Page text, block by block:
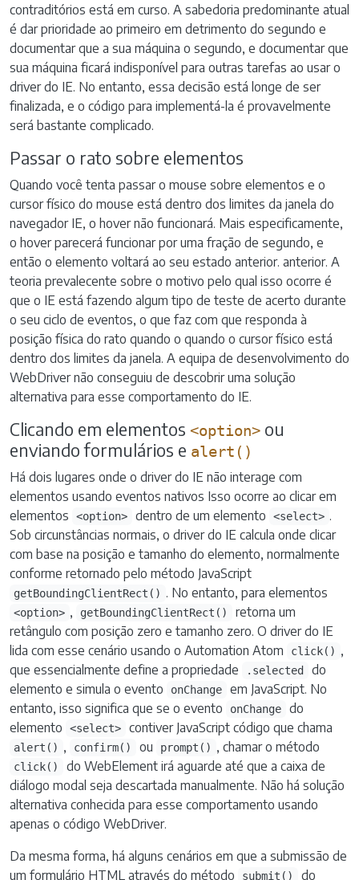
contraditórios está em curso. A sabedoria predominante atual
é dar prioridade ao primeiro em detrimento do segundo e
documentar que a sua máquina o segundo, e documentar que
sua máquina ficará indisponível para outras tarefas ao usar o
driver do IE. No entanto, essa decisão está longe de ser
finalizada, e o código para implementá-la é provavelmente
será bastante complicado.
Passar o rato sobre elementos
Quando você tenta passar o mouse sobre elementos e o
cursor físico do mouse está dentro dos limites da janela do
navegador IE, o hover não funcionará. Mais especificamente,
o hover parecerá funcionar por uma fração de segundo, e
então o elemento voltará ao seu estado anterior. anterior. A
teoria prevalecente sobre o motivo pelo qual isso ocorre é
que o IE está fazendo algum tipo de teste de acerto durante
o seu ciclo de eventos, o que faz com que responda à
posição física do rato quando o quando o cursor físico está
dentro dos limites da janela. A equipa de desenvolvimento do
WebDriver não conseguiu de descobrir uma solução
alternativa para esse comportamento do IE.
Clicando em elementos <option> ou
enviando formulários e alert()
Há dois lugares onde o driver do IE não interage com
elementos usando eventos nativos Isso ocorre ao clicar em
elementos
<option> dentro de um elemento <select> .
Sob circunstâncias normais, o driver do IE calcula onde clicar
com base na posição e tamanho do elemento, normalmente
conforme retornado pelo método JavaScript
getBoundingClientRect() . No entanto, para elementos
<option> , getBoundingClientRect()
retorna um
retângulo com posição zero e tamanho zero. O driver do IE
lida com esse cenário usando o Automation Atom
click() ,
que essencialmente define a propriedade
.selected
do
elemento e simula o evento
onChange
em JavaScript. No
entanto, isso significa que se o evento
onChange
do
elemento
<select> contiver JavaScript código que chama
alert() , confirm() ou prompt() , chamar o método
click()
do WebElement irá aguarde até que a caixa de
diálogo modal seja descartada manualmente. Não há solução
alternativa conhecida para esse comportamento usando
apenas o código WebDriver.
Da mesma forma, há alguns cenários em que a submissão de
um formulário HTML através do método
submit() do